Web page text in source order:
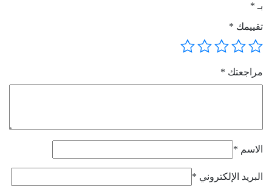
*
تقييمك*
مراجعتك*
الاسم*
البريد الإلكتروني*